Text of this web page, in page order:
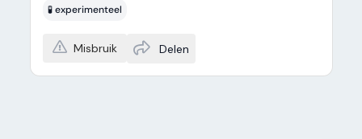
🧪 experimenteel
Misbruik Delen